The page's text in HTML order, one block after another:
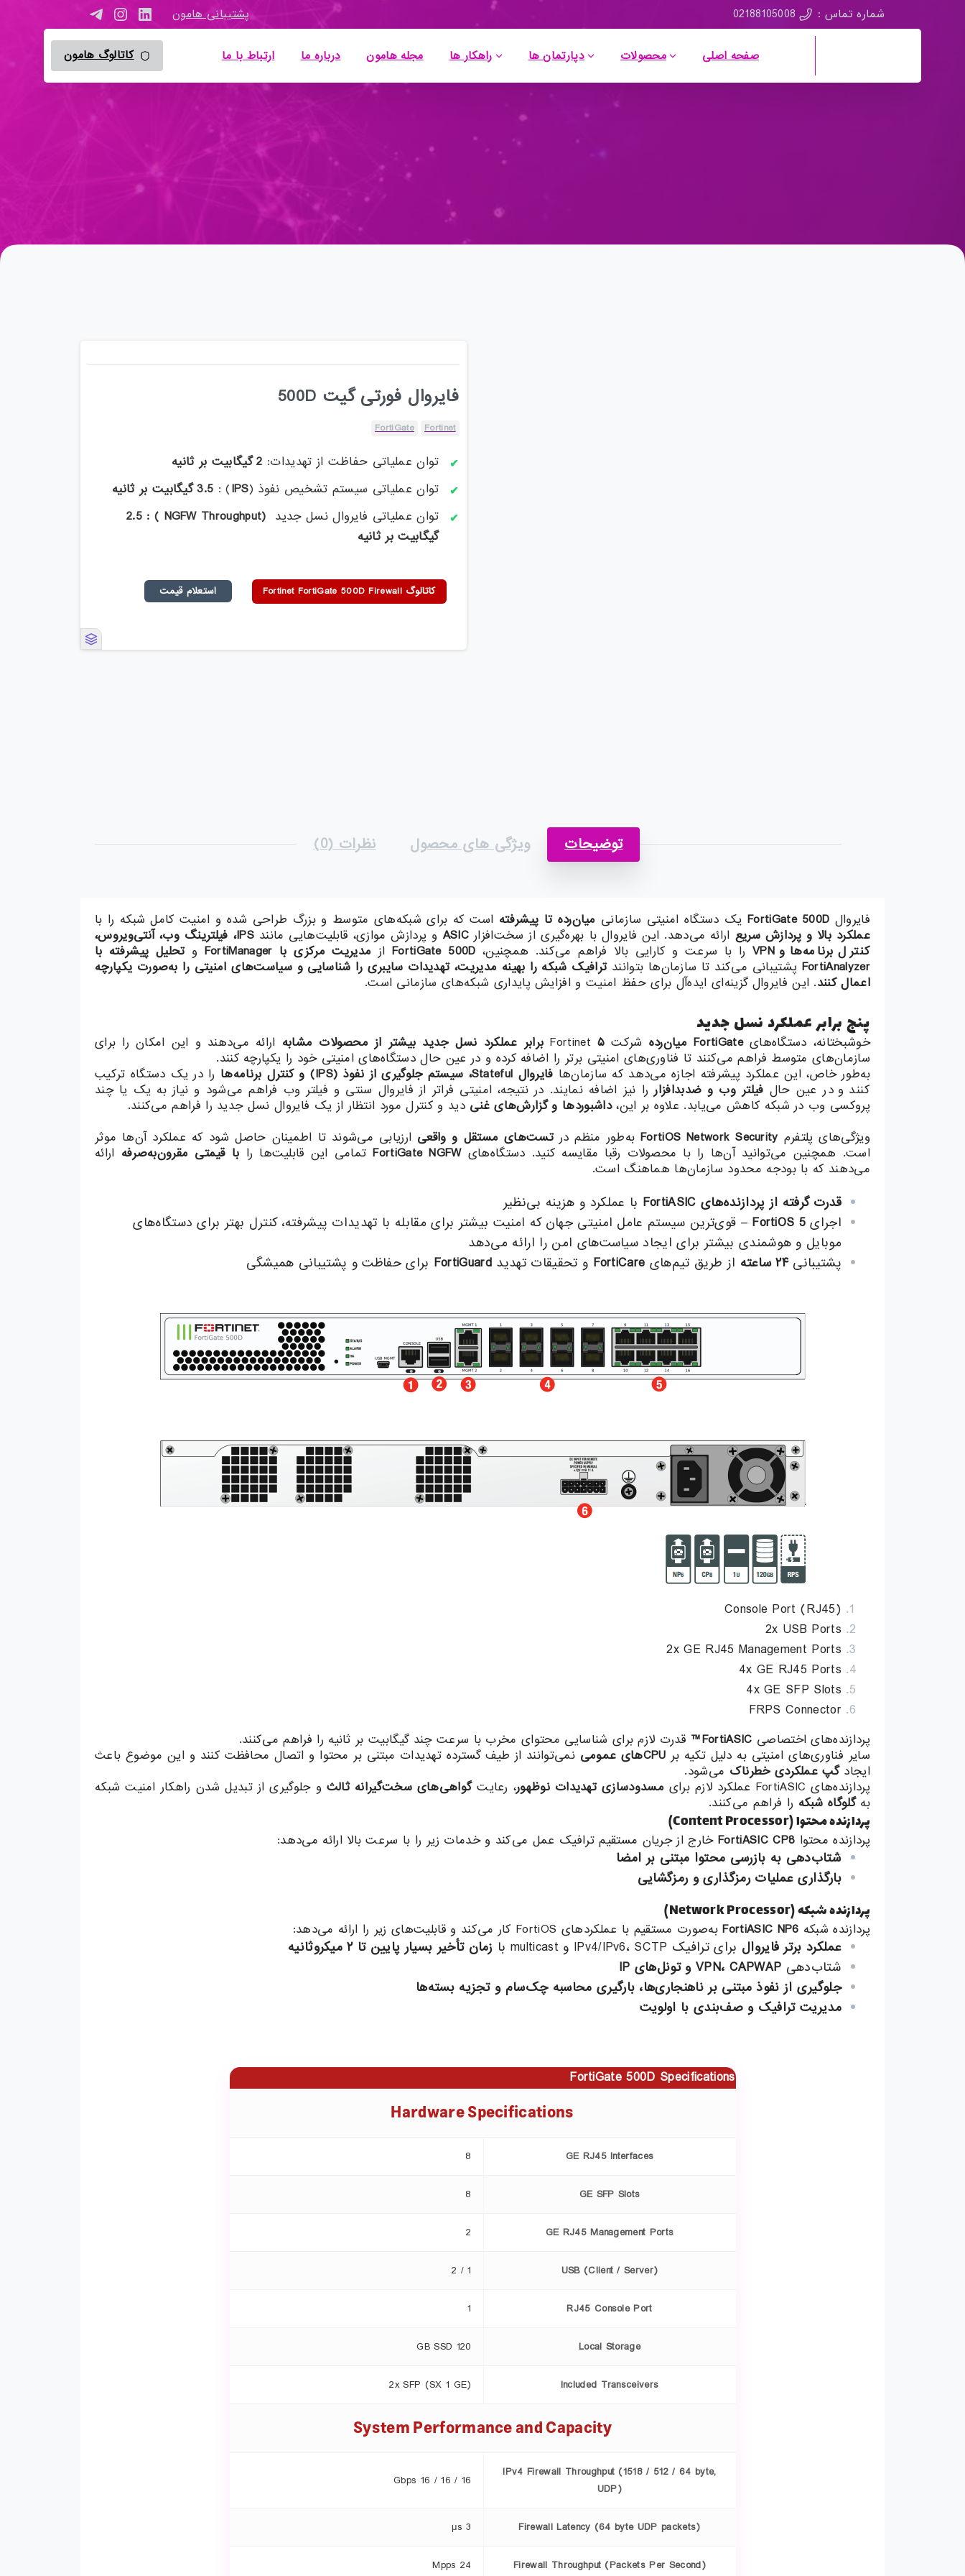
شماره تماس : 02188105008 پشتیبانی هامون
صفحه اصلی محصولات دپارتمان ها راهکار ها مجله هامون درباره ما ارتباط با ما کاتالوگ هامون
فایروال فورتی گیت 500D
Fortinet
FortiGate
توان عملیاتی حفاظت از تهدیدات: 2 گیگابیت بر ثانیه
توان عملیاتی سیستم تشخیص نفوذ (IPS
) : 3.5 گیگابیت بر ثانیه
توان عملیاتی فایروال نسل جدید
(NGFW Throughput ) : 2.5
گیگابیت بر ثانیه
کاتالوگ Fortinet FortiGate 500D Firewall استعلام قیمت
توضیحات ویژگی های محصول نظرات (0)
فایروال FortiGate 500D یک دستگاه امنیتی سازمانی میان‌رده تا پیشرفته است که برای شبکه‌های متوسط و بزرگ طراحی شده و امنیت کامل شبکه را با
عملکرد بالا و پردازش سریع ارائه می‌دهد. این فایروال با بهره‌گیری از سخت‌افزارASIC و پردازش موازی، قابلیت‌هایی مانندIPS، فیلترینگ وب، آنتی‌ویروس،
کنترل برنامه‌ها و VPN
را با سرعت و کارایی بالا فراهم می‌کند. همچنین، FortiGate 500D از مدیریت مرکزی با وتحلیل پیشرفته با
FortiAnalyzer پشتیبانی می‌کند تا سازمان‌ها بتوانندترافیک شبکه را بهینه مدیریت، تهدیدات سایبری را شناسایی و سیاست‌های امنیتی را به‌صورت یکپارچه
اعمال کنند. این فایروال گزینه‌ای ایده‌آل برای حفظ امنیت و افزایش پایداری شبکه‌های سازمانی است.
پنج برابر عملکرد نسل جدید
خوشبختانه، دستگاه‌هایFortiGate میان‌رده شرکت Fortinet ۵ برابر عملکرد نسل جدید بیشتر از محصولات مشابه ارائه می‌دهند و این امکان را برای
سازمان‌های متوسط فراهم می‌کنند تا فناوری‌های امنیتی برتر را اضافه کرده و در عین حال دستگاه‌های امنیتی خود را یکپارچه کنند.
به‌طور خاص، این عملکرد پیشرفته اجازه می‌دهد که سازمان‌ها فایروال ، سیستم جلوگیری از نفوذ (IPS) و کنترل برنامه‌ها را در یک دستگاه ترکیب
کنند و در عین حال فیلتر وب و ضدبدافزاررا نیز اضافه نمایند. در نتیجه، امنیتی فراتر از فایروال سنتی و فیلتر وب فراهم می‌شود و نیاز به یک یا چند
پروکسی وب در شبکه کاهش می‌یابد. علاوه بر این،داشبوردها و گزارش‌های غنی دید و کنترل مورد انتظار از یک فایروال نسل جدید را فراهم می‌کنند.
ویژگی‌های پلتفرم FortiOS Network Securityبه‌طور منظم درتست‌های مستقل و واقعی ارزیابی می‌شوند تا اطمینان حاصل شود که عملکرد آن‌ها موثر
است. همچنین می‌توانید آن‌ها را با محصولات رقبا مقایسه کنید. دستگاه‌هایFortiGate NGFWتمامی این قابلیت‌ها را با قیمتی مقرون‌به‌صرفه ارائه
می‌دهند که با بودجه محدود سازمان‌ها هماهنگ است.
قدرت گرفته از پردازنده‌های
با عملکرد و هزینه بی‌نظیر
اجرای FortiOS 5 – قوی‌ترین سیستم عامل امنیتی جهان که امنیت بیشتر برای مقابله با تهدیدات پیشرفته، کنترل بهتر برای دستگاه‌های
موبایل و هوشمندی بیشتر برای ایجاد سیاست‌های امن را ارائه می‌دهد
پشتیبانی۲۴ ساعته از طریق تیم‌های FortiCare و تحقیقات تهدید FortiGuard برای حفاظت و پشتیبانی همیشگی
Console Port (RJ45)
2x USB Ports
2x GE RJ45 Management Ports
4x GE RJ45 Ports
4x GE SFP Slots
FRPS Connector
پردازنده‌های اختصاصی FortiASIC™
قدرت لازم برای شناسایی محتوای مخرب با سرعت چند گیگابیت بر ثانیه را فراهم می‌کنند.
سایر فناوری‌های امنیتی به دلیل تکیه بر CPUهای عمومی نمی‌توانند از طیف گسترده تهدیدات مبتنی بر محتوا و اتصال محافظت کنند و این موضوع باعث
ایجادگپ عملکردی خطرناک می‌شود.
پردازنده‌های FortiASIC عملکرد لازم برای
مسدودسازی تهدیدات نوظهور، رعایتگواهی‌های سخت‌گیرانه ثالث و جلوگیری از تبدیل شدن راهکار امنیت شبکه
بهگلوگاه شبکه را فراهم می‌کنند.
پردازنده محتوا (Content Processor)
پردازنده محتوا FortiASIC CP8خارج از جریان مستقیم ترافیک عمل می‌کند و خدمات زیر را با سرعت بالا ارائه می‌دهد:
شتاب‌دهی به بازرسی محتوا مبتنی بر امضا
بارگذاری عملیات رمزگذاری و رمزگشایی
پردازنده شبکه (Network Processor)
پردازنده شبکه FortiASIC NP6به‌صورت مستقیم با عملکردهای FortiOS کار می‌کند و قابلیت‌های زیر را ارائه می‌دهد:
عملکرد برتر فایروال برای ترافیک IPv4/IPv6، SCTP و multicast با زمان تأخیر بسیار پایین تا۲میکروثانیه
شتاب‌دهی
VPN، CAPWAP و تونل‌های
جلوگیری از نفوذ مبتنی بر ناهنجاری‌ها، بارگیری محاسبه چک‌سام و تجزیه بسته‌ها
مدیریت ترافیک و صف‌بندی با اولویت
FortiGate 500D Specifications
Hardware Specifications
GE RJ45 Interfaces
8
GE SFP Slots
8
GE RJ45 Management Ports
2
USB (Client / Server)
1 / 2
RJ45 Console Port
1
Local Storage
120 GB SSD
Included Transceivers
2x SFP (SX 1 GE)
System Performance and Capacity
IPv4 Firewall Throughput (1518 / 512 / 64 byte,
UDP)
16 / 16 / 16 Gbps
Firewall Latency (64 byte UDP packets)
3 μs
Firewall Throughput (Packets Per Second)
24 Mpps